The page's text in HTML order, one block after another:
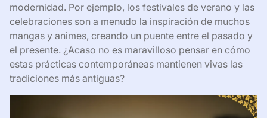
modernidad. Por ejemplo, los festivales de verano y las
celebraciones son a menudo la inspiración de muchos
mangas y animes, creando un puente entre el pasado y
el presente. ¿Acaso no es maravilloso pensar en cómo
estas prácticas contemporáneas mantienen vivas las
tradiciones más antiguas?